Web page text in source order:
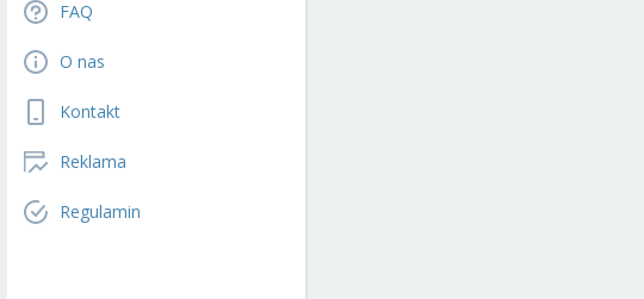
FAQ
O nas
Kontakt
Reklama
Regulamin